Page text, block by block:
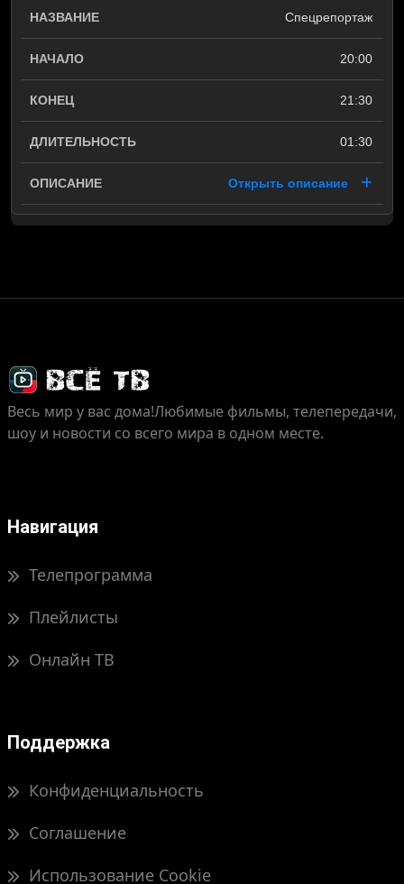
Спецрепортаж
20:00
21:30
01:30
Открыть описание
Весь мир у вас дома!Любимые фильмы, телепередачи,
шоу и новости со всего мира в одном месте.
Навигация
Телепрограмма
Плейлисты
Онлайн ТВ
Поддержка
Конфиденциальность
Соглашение
Использование Cookie